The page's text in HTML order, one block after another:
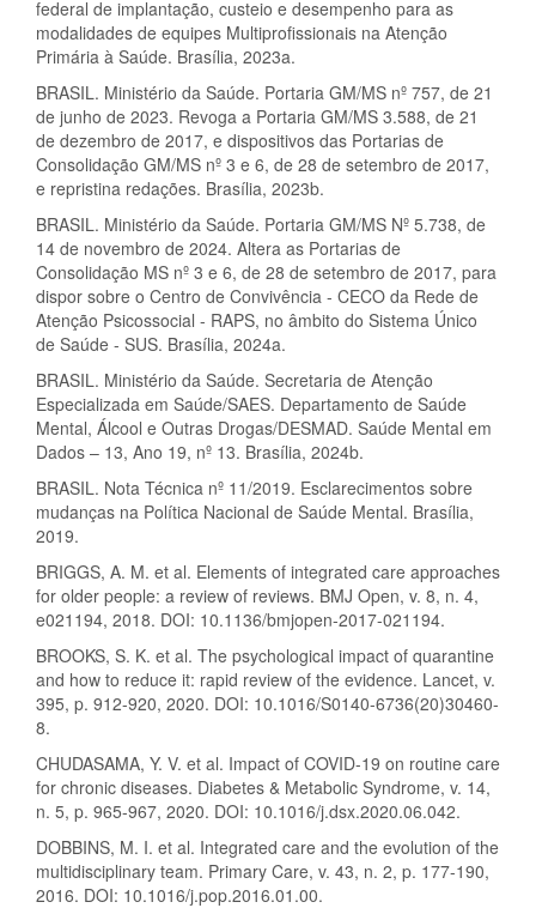
federal de implantação, custeio e desempenho para as
modalidades de equipes Multiprofissionais na Atenção
Primária à Saúde. Brasília, 2023a.
BRASIL. Ministério da Saúde. Portaria GM/MS nº 757, de 21
de junho de 2023. Revoga a Portaria GM/MS 3.588, de 21
de dezembro de 2017, e dispositivos das Portarias de
Consolidação GM/MS nº 3 e 6, de 28 de setembro de 2017,
e repristina redações. Brasília, 2023b.
BRASIL. Ministério da Saúde. Portaria GM/MS Nº 5.738, de
14 de novembro de 2024. Altera as Portarias de
Consolidação MS nº 3 e 6, de 28 de setembro de 2017, para
dispor sobre o Centro de Convivência - CECO da Rede de
Atenção Psicossocial - RAPS, no âmbito do Sistema Único
de Saúde - SUS. Brasília, 2024a.
BRASIL. Ministério da Saúde. Secretaria de Atenção
Especializada em Saúde/SAES. Departamento de Saúde
Mental, Álcool e Outras Drogas/DESMAD. Saúde Mental em
Dados – 13, Ano 19, nº 13. Brasília, 2024b.
BRASIL. Nota Técnica nº 11/2019. Esclarecimentos sobre
mudanças na Política Nacional de Saúde Mental. Brasília,
2019.
BRIGGS, A. M. et al. Elements of integrated care approaches
for older people: a review of reviews. BMJ Open, v. 8, n. 4,
e021194, 2018. DOI: 10.1136/bmjopen-2017-021194.
BROOKS, S. K. et al. The psychological impact of quarantine
and how to reduce it: rapid review of the evidence. Lancet, v.
395, p. 912-920, 2020. DOI: 10.1016/S0140-6736(20)30460-
8.
CHUDASAMA, Y. V. et al. Impact of COVID-19 on routine care
for chronic diseases. Diabetes & Metabolic Syndrome, v. 14,
n. 5, p. 965-967, 2020. DOI: 10.1016/j.dsx.2020.06.042.
DOBBINS, M. I. et al. Integrated care and the evolution of the
multidisciplinary team. Primary Care, v. 43, n. 2, p. 177-190,
2016. DOI: 10.1016/j.pop.2016.01.00.